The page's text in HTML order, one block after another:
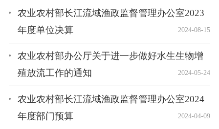
农业农村部长江流域渔政监督管理办公室2023
年度单位决算
2024-08-15
农业农村部办公厅关于进一步做好水生生物增
殖放流工作的通知
2024-05-24
农业农村部长江流域渔政监督管理办公室2024
年度部门预算
2024-04-09